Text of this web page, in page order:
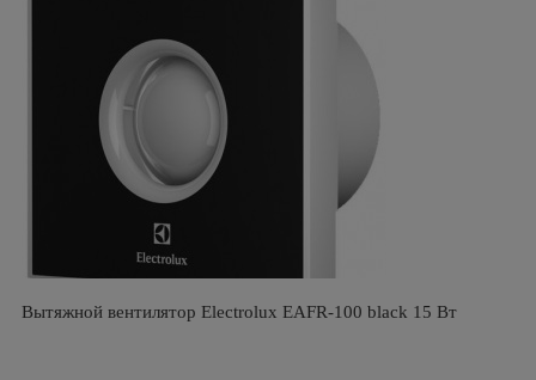
Вытяжной вентилятор Electrolux EAFR-100 black 15 Вт